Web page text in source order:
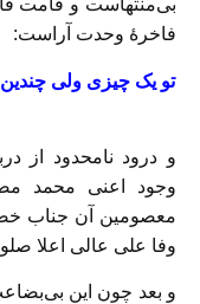
بی‌منتهاست و قامت
فاخرهٔ وحدت آراست:
تو یک چیزی
و درود نامحدود از
وجود اعنی محمد
معصومین آن جناب
وفا علی عالی اعلا
و بعد چون این